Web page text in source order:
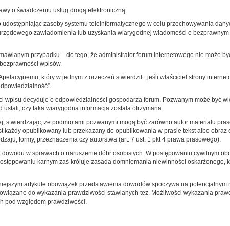
o świadczeniu usług drogą elektroniczną:
zasoby systemu teleinformatycznego w celu przechowywania
zawiadomienia lub uzyskania wiarygodnej wiadomości o
przypadku – do tego, że administrator forum internetowego nie może
wpisów.
który w jednym z orzeczeń stwierdził: „jeśli właściciel strony
decyduje o odpowiedzialności gospodarza forum. Pozwanym może być
czy taka wiarygodna informacja została otrzymana.
że podmiotami pozwanymi mogą być zarówno autor materiału
każdy opublikowany lub przekazany do opublikowania w prasie tekst albo
formy, przeznaczenia czy autorstwa (art. 7 ust. 1 pkt 4 prawa prasowego).
w sprawach o naruszenie dóbr osobistych. W postępowaniu cywilnym
karnym zaś króluje zasada domniemania niewinności
artykule obowiązek przedstawienia dowodów spoczywa na
do wykazania prawdziwości stawianych tez. Możliwości wykazania
pod względem prawdziwości.